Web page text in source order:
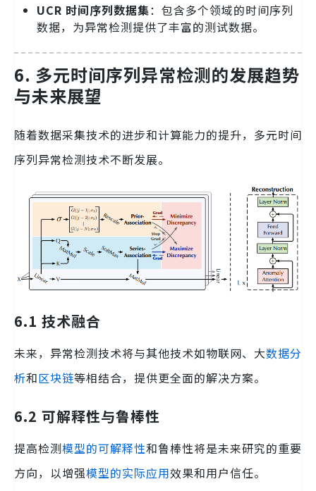
UCR 时间序列数据集：包含多个领域的时间序列
数据，为异常检测提供了丰富的测试数据。
6. 多元时间序列异常检测的发展趋势
与未来展望
随着数据采集技术的进步和计算能力的提升，多元时间
序列异常检测技术不断发展。
6.1 技术融合
未来，异常检测技术将与其他技术如物联网、大数据分
析和区块链等相结合，提供更全面的解决方案。
6.2 可解释性与鲁棒性
提高检测模型的可解释性和鲁棒性将是未来研究的重要
方向，以增强模型的实际应用效果和用户信任。